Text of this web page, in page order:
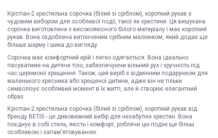
Крістіан-2 хрестильна сорочка (білий зі сріблом), короткий рукав є
чудовим вибором для особливої події, такої як хрестини. Ця вишукана
сорочка виготовлена з високоякісного білого матеріалу і має короткий
рукав. Вона оздоблена витонченим срібним малюнком, який додає ще
більше шарму і шика до вигляду.
Сорочка має комфортний крій і легко одягається. Вона ідеально
пасуватиме на дитяче тіло, забезпечуючи вільний рух і зручність під
час церемонії хрещення. Також, цей виріб є відмінним подарунком для
маленького хресника або хрещеної дитини, адже він не тільки
символізує особливий момент в їх житті, але й створює елегантний
образ.
Крістіан-2 хрестильна сорочка (білий зі сріблом), короткий рукав від
бренду BETIS - це дивовижний вибір для незабутніх хрестин. Вона
поєднує в собі стиль, якість і комфорт, роблячи цю подію ще більш
особливою і запам'ятовуваною.